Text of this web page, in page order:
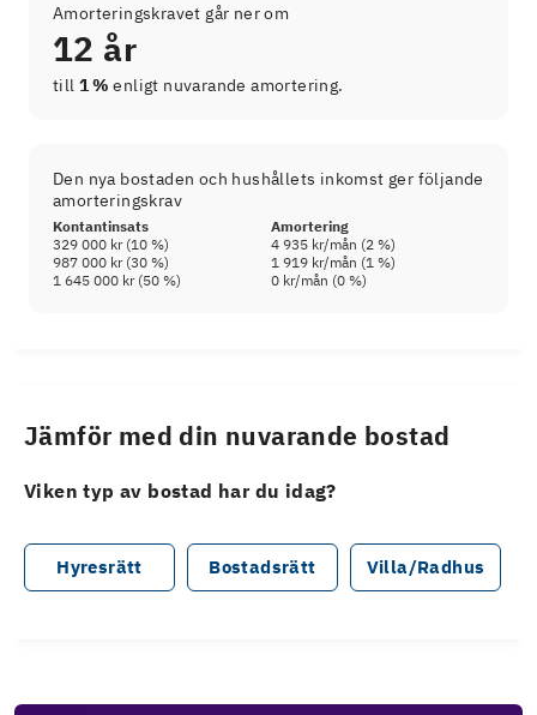
Amorteringskravet går ner om
12 år
till 1 % enligt nuvarande amortering.
Den nya bostaden och hushållets inkomst ger följande
amorteringskrav
Kontantinsats
Amortering
329 000 kr(10 %) 4 935 kr/mån (2 %)
987 000 kr(30 %) 1 919 kr/mån (1 %)
1 645 000 kr(50 %) 0 kr/mån (0 %)
Jämför med din nuvarande bostad
Viken typ av bostad har du idag?
Hyresrätt Bostadsrätt Villa/Radhus